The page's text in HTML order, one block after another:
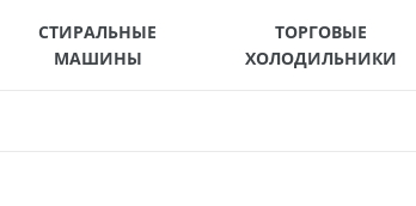
СТИРАЛЬНЫЕ
МАШИНЫ
ТОРГОВЫЕ
ХОЛОДИЛЬНИКИ